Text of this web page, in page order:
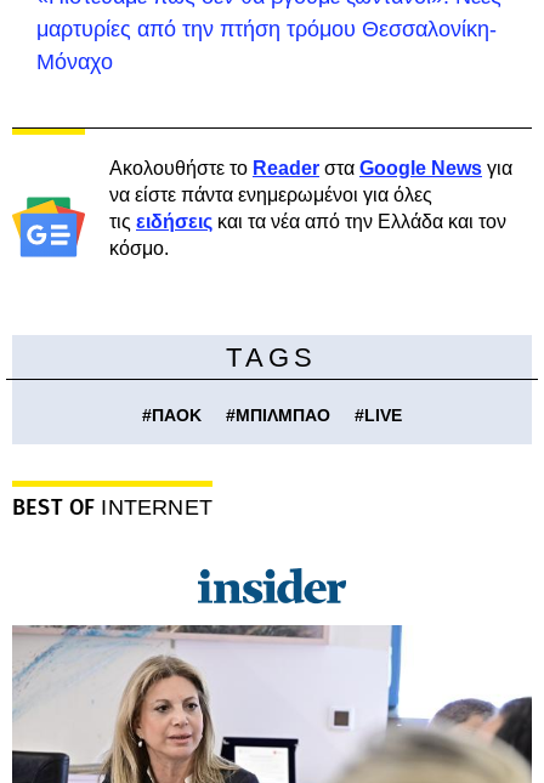
μαρτυρίες από την πτήση τρόμου Θεσσαλονίκη-
Μόναχο
Ακολουθήστε το Reader στα Google News για
να είστε πάντα ενημερωμένοι για όλες
τις ειδήσεις και τα νέα από την Ελλάδα και τον
κόσμο.
TAGS
#ΠΑΟΚ #ΜΠΙΛΜΠΑΟ #LIVE
BEST OF INTERNET